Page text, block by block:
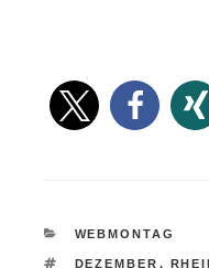
KATEGORIEN
WEBMONTAG
SCHLAGWÖRTER
DEZEMBER ,